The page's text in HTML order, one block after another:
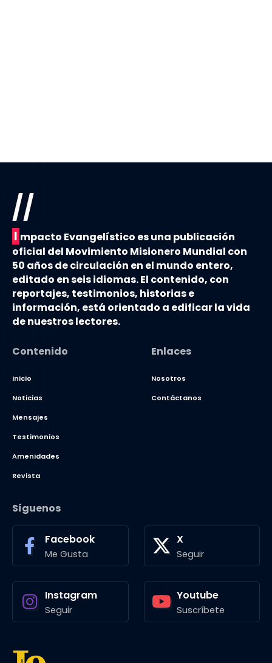
//
I mpacto Evangelístico es una publicación
oficial del Movimiento Misionero Mundial con
50 años de circulación en el mundo entero,
editado en seis idiomas. El contenido, con
reportajes, testimonios, historias e
información, está orientado a edificar la vida
de nuestros lectores.
Contenido
Inicio
Noticias
Mensajes
Testimonios
Amenidades
Revista
Enlaces
Nosotros
Contáctanos
Síguenos
Facebook
Me Gusta
X
Seguir
Instagram
Seguir
Youtube
Suscríbete